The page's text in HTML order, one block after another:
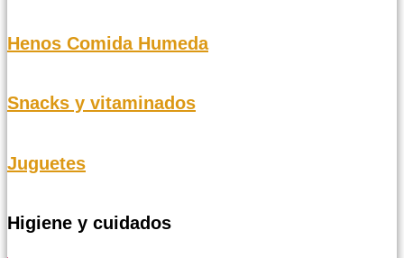
Henos Comida Humeda
Snacks y vitaminados
Juguetes
Higiene y cuidados